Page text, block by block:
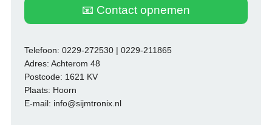
📧 Contact opnemen
Telefoon: 0229-272530 | 0229-211865
Adres: Achterom 48
Postcode: 1621 KV
Plaats: Hoorn
E-mail: info@sijmtronix.nl